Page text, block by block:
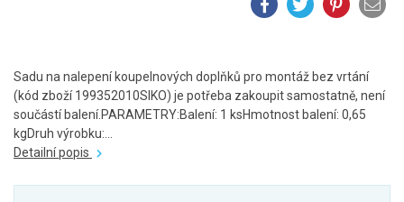
Sadu na nalepení koupelnových doplňků pro montáž bez vrtání
(kód zboží 199352010SIKO) je potřeba zakoupit samostatně, není
součástí balení.PARAMETRY:Balení: 1 ksHmotnost balení: 0,65
kgDruh výrobku:...
Detailní popis